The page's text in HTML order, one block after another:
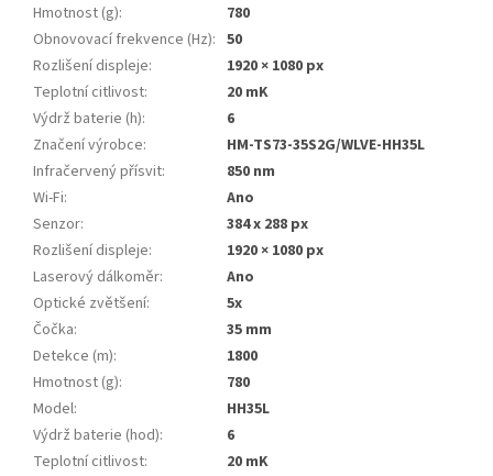
Hmotnost (g):
780
Obnovovací frekvence (Hz): 50
Rozlišení displeje:
1920 × 1080 px
Teplotní citlivost:
20 mK
Výdrž baterie (h):
6
Značení výrobce:
HM-TS73-35S2G/WLVE-HH35L
Infračervený přísvit:
850 nm
Wi-Fi:
Ano
Senzor:
384 x 288 px
Rozlišení displeje:
1920 × 1080 px
Laserový dálkoměr:
Ano
Optické zvětšení:
5x
Čočka:
35 mm
Detekce (m):
1800
Hmotnost (g):
780
Model:
HH35L
Výdrž baterie (hod):
6
Teplotní citlivost:
20 mK